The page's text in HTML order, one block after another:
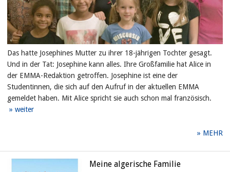
Das hatte Josephines Mutter zu ihrer 18-jährigen Tochter gesagt.
Und in der Tat: Josephine kann alles. Ihre Großfamilie hat Alice in
der EMMA-Redaktion getroffen. Josephine ist eine der
Studentinnen, die sich auf den Aufruf in der aktuellen EMMA
gemeldet haben. Mit Alice spricht sie auch schon mal französisch.
MEHR
Meine algerische Familie